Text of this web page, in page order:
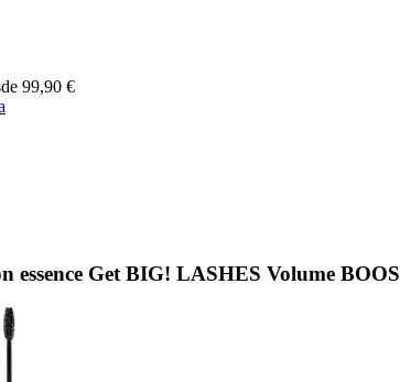
99,90 €
essence Get BIG! LASHES Volume